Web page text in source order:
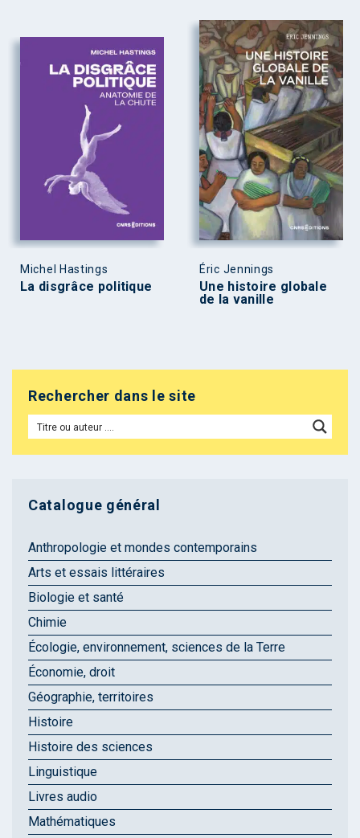
Michel Hastings
La disgrâce politique
Éric Jennings
Une histoire globale
de la vanille
Rechercher dans le site
Catalogue général
Anthropologie et mondes contemporains
Arts et essais littéraires
Biologie et santé
Chimie
Écologie, environnement, sciences de la Terre
Économie, droit
Géographie, territoires
Histoire
Histoire des sciences
Linguistique
Livres audio
Mathématiques